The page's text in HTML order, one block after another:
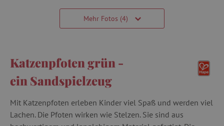
Mehr Fotos (4)
Katzenpfoten grün -
ein Sandspielzeug
Mit Katzenpfoten erleben Kinder viel Spaß und werden viel
Lachen. Die Pfoten wirken wie Stelzen. Sie sind aus